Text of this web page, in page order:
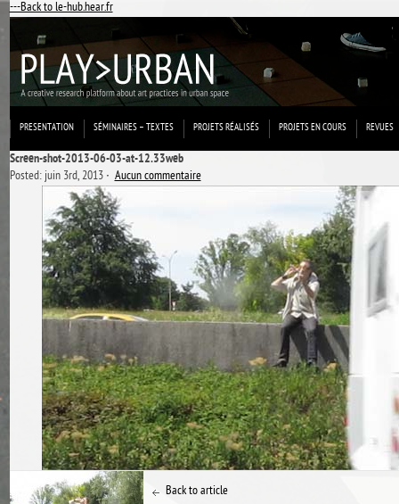
---Back to le-hub.hear.fr
PRESENTATION SÉMINAIRES – TEXTES PROJETS RÉALISÉS PROJETS EN COURS REVUES
Screen-shot-2013-06-03-at-12.33web
Posted: juin 3rd, 2013 ˑAucun commentaire
Back to article